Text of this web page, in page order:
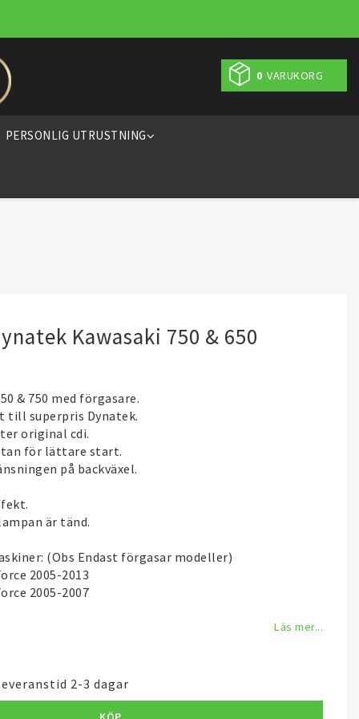
0 VARUKORG
PERSONLIG UTRUSTNING
Kawasaki 750 & 650
& 750 med förgasare.
till superpris Dynatek.
original cdi.
för lättare start.
på backväxel.
är tänd.
(Obs Endast förgasar modeller)
2005-2013
2005-2007
Läs mer...
2-3 dagar